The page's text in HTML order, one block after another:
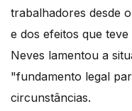
trabalhadores desde
e dos efeitos que
Neves lamentou a
"fundamento legal
circunstâncias.